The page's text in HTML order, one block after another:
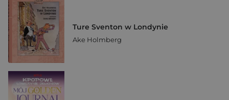
Ture Sventon w Londynie
Ake Holmberg